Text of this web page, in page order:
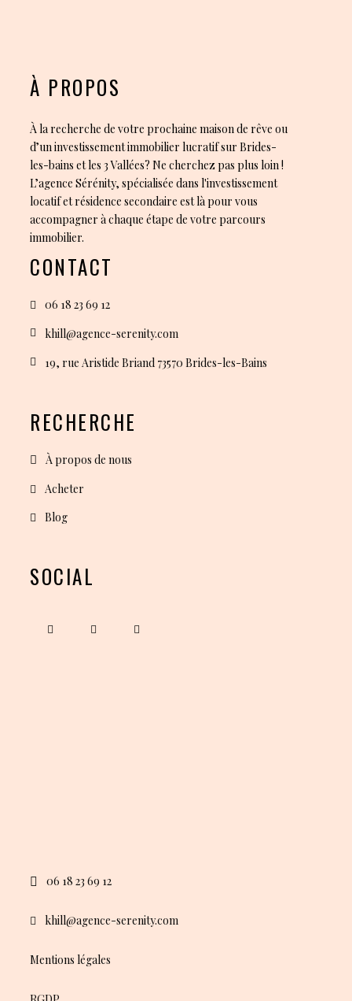
À PROPOS
À la recherche de votre prochaine maison de rêve ou
d’un investissement immobilier lucratif sur Brides-
les-bains et les 3 Vallées? Ne cherchez pas plus loin !
L’agence Sérénity, spécialisée dans l'investissement
locatif et résidence secondaire est là pour vous
accompagner à chaque étape de votre parcours
immobilier.
CONTACT
06 18 23 69 12
khill@agence-serenity.com
19, rue Aristide Briand 73570 Brides-les-Bains
RECHERCHE
À propos de nous
Acheter
Blog
SOCIAL
06 18 23 69 12
khill@agence-serenity.com
Mentions légales